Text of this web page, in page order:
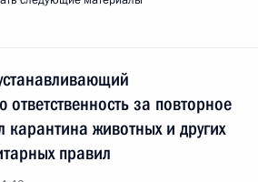
за повторное
карантина животных и других
правил